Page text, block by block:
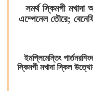
সমর্থ স্কিমগী মখাদা
এম্পেনেল তৌরে;
ইমপ্লিমেন্তিং
স্কিমগী মখাদা স্কিল